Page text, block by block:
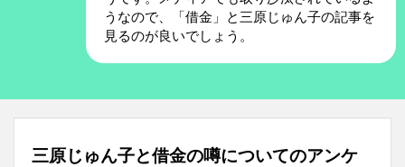
うなので、「借金」と三原じゅん子の記事を
見るのが良いでしょう。
三原じゅん子と借金の噂についてのアンケ